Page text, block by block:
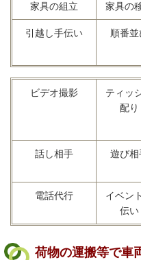
家具の組立 家具の
引越し手伝い
順番並
ビデオ撮影
ティッ
配り
話し相手 遊び相
電話代行
イベン
伝い
荷物の運搬等で車